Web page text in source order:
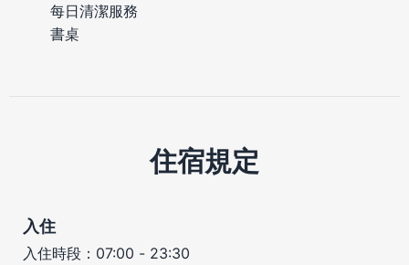
每日清潔服務
書桌
住宿規定
入住
入住時段：07:00 - 23:30